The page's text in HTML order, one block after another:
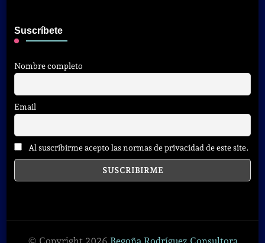
Suscríbete
Nombre completo
Email
Al suscribirme acepto las normas de privacidad de este site.